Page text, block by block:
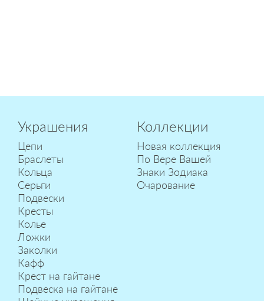
Украшения
Цепи
Браслеты
Кольца
Серьги
Подвески
Кресты
Колье
Ложки
Заколки
Кафф
Крест на гайтане
Подвеска на гайтане
Коллекции
Новая коллекция
По Вере Вашей
Знаки Зодиака
Очарование